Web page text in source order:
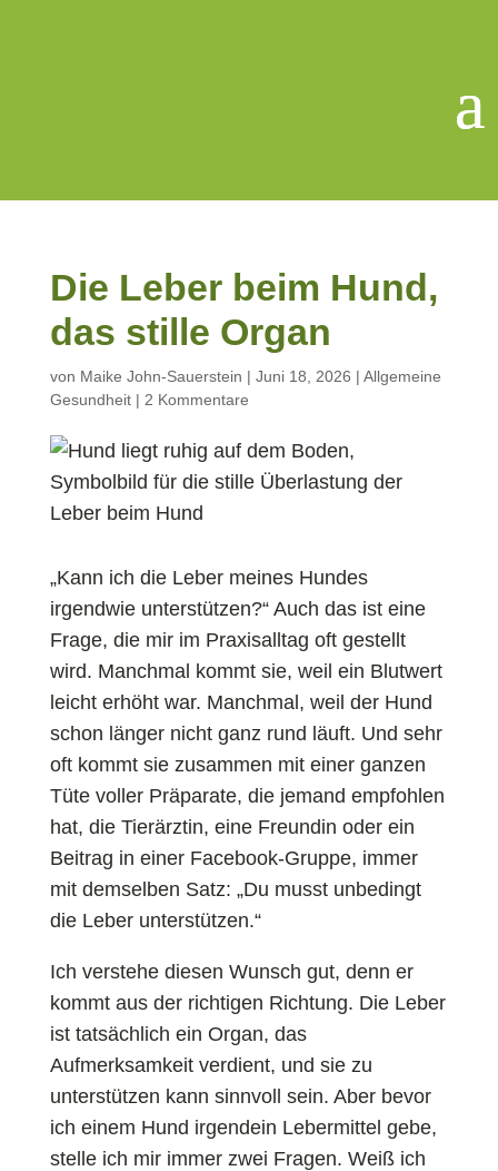
Die Leber beim Hund,
das stille Organ
von Maike John-Sauerstein | Juni 18, 2026 | Allgemeine
Gesundheit| 2 Kommentare
„Kann ich die Leber meines Hundes
irgendwie unterstützen?“ Auch das ist eine
Frage, die mir im Praxisalltag oft gestellt
wird. Manchmal kommt sie, weil ein Blutwert
leicht erhöht war. Manchmal, weil der Hund
schon länger nicht ganz rund läuft. Und sehr
oft kommt sie zusammen mit einer ganzen
Tüte voller Präparate, die jemand empfohlen
hat, die Tierärztin, eine Freundin oder ein
Beitrag in einer Facebook-Gruppe, immer
mit demselben Satz: „Du musst unbedingt
die Leber unterstützen.“
Ich verstehe diesen Wunsch gut, denn er
kommt aus der richtigen Richtung. Die Leber
ist tatsächlich ein Organ, das
Aufmerksamkeit verdient, und sie zu
unterstützen kann sinnvoll sein. Aber bevor
ich einem Hund irgendein Lebermittel gebe,
stelle ich mir immer zwei Fragen. Weiß ich